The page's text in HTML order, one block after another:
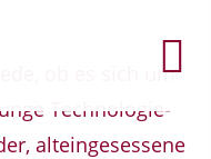
ob es sich um
Technologie-
alteingesessene